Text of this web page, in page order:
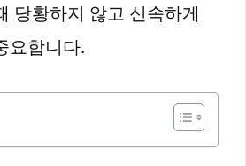
당황하지 않고 신속하게
요합니다.